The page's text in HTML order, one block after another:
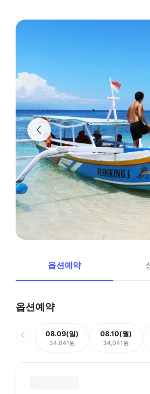
옵션예약
옵션예약
08.09(일)
34,041원
08.10(월)
34,041원